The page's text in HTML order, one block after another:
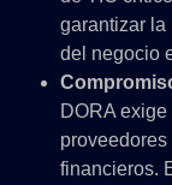
garantizar la
del negocio
DORA
financieros.